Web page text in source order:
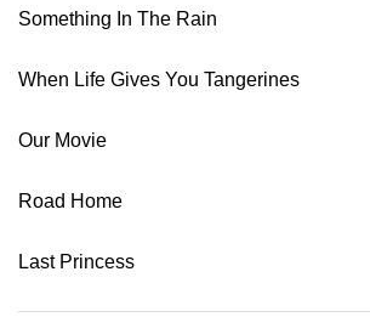
Something In The Rain
When Life Gives You Tangerines
Our Movie
Road Home
Last Princess